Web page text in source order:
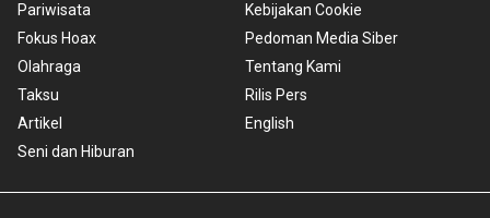
Pariwisata
Fokus Hoax
Olahraga
Taksu
Artikel
Seni dan Hiburan
Kebijakan Cookie
Pedoman Media Siber
Tentang Kami
Rilis Pers
English